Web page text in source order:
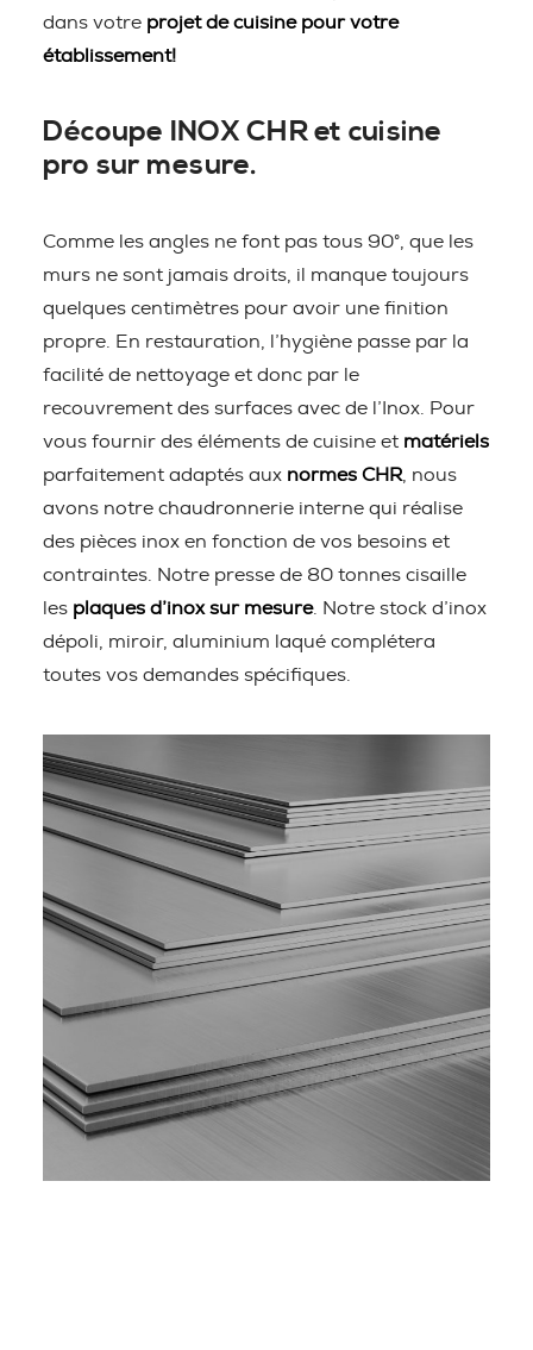
dans votre projet de cuisine pour votre
établissement!
Découpe INOX CHR et cuisine
pro sur mesure.
Comme les angles ne font pas tous 90°, que les
murs ne sont jamais droits, il manque toujours
quelques centimètres pour avoir une finition
propre. En restauration, l’hygiène passe par la
facilité de nettoyage et donc par le
recouvrement des surfaces avec de l’Inox. Pour
vous fournir des éléments de cuisine et matériels
parfaitement adaptés aux normes CHR , nous
avons notre chaudronnerie interne qui réalise
des pièces inox en fonction de vos besoins et
contraintes. Notre presse de 80 tonnes cisaille
les plaques d’inox sur mesure. Notre stock d’inox
dépoli, miroir, aluminium laqué complétera
toutes vos demandes spécifiques.